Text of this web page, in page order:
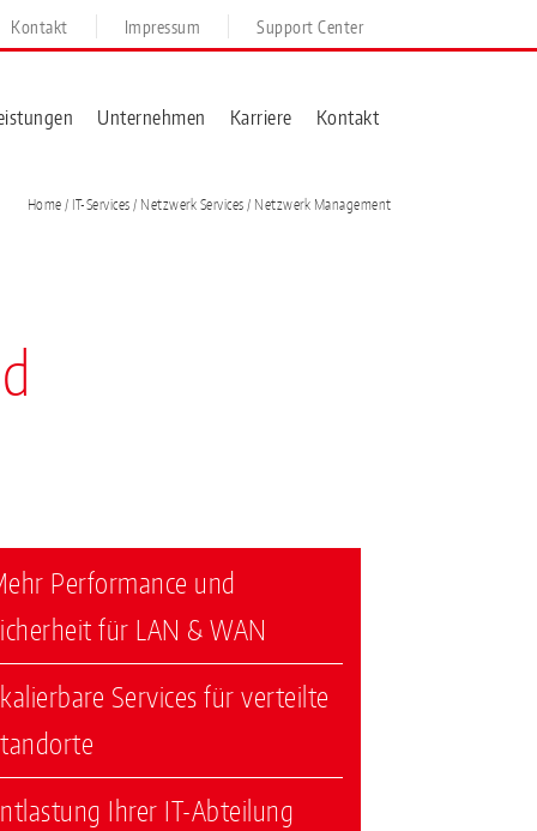
Kontakt Impressum Support Center
Unternehmen Karriere Kontakt
Home / IT-Services / Netzwerk Services / Netzwerk Management
Performance und
für LAN & WAN
Services für verteilte
Ihrer IT-Abteilung